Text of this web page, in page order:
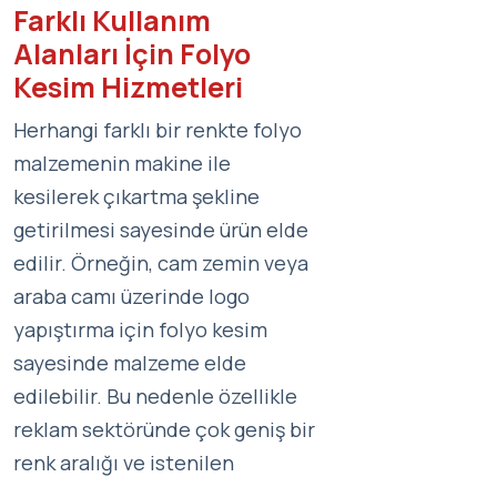
Farklı Kullanım
Alanları İçin Folyo
Kesim Hizmetleri
Herhangi farklı bir renkte folyo
malzemenin makine ile
kesilerek çıkartma şekline
getirilmesi sayesinde ürün elde
edilir. Örneğin, cam zemin veya
araba camı üzerinde logo
yapıştırma için folyo kesim
sayesinde malzeme elde
edilebilir. Bu nedenle özellikle
reklam sektöründe çok geniş bir
renk aralığı ve istenilen